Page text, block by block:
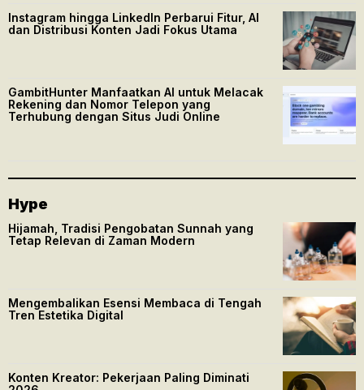
Instagram hingga LinkedIn Perbarui Fitur, AI
dan Distribusi Konten Jadi Fokus Utama
GambitHunter Manfaatkan AI untuk Melacak
Rekening dan Nomor Telepon yang
Terhubung dengan Situs Judi Online
Hype
Hijamah, Tradisi Pengobatan Sunnah yang
Tetap Relevan di Zaman Modern
Mengembalikan Esensi Membaca di Tengah
Tren Estetika Digital
Konten Kreator: Pekerjaan Paling Diminati